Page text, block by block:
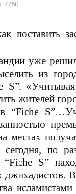
7750
поставить
уже
из
S”.
жителей
“Fiche
местах
по
S”
джихадистов.